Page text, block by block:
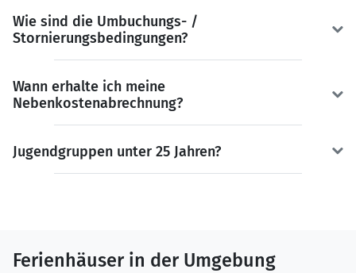
Wie sind die Umbuchungs- /
Stornierungsbedingungen?
Wann erhalte ich meine
Nebenkostenabrechnung?
Jugendgruppen unter 25 Jahren?
Ferienhäuser in der Umgebung